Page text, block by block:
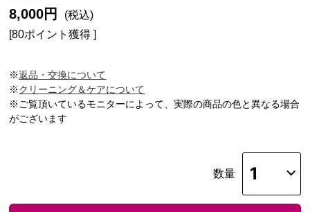
8,000円
(税込)
[80ポイント獲得 ]
※返品・交換について
※クリーニング＆ケアについて
※ご覧頂いているモニターによって、実際の商品の色と異なる場合
がございます
数量